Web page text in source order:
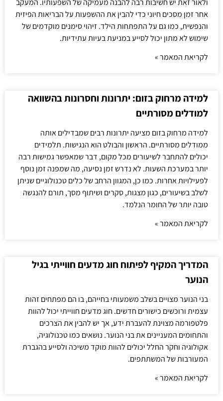
ולאור זאת יש חשיבות רבה להבנה מעמיקה של השפעותיו. המעקב
אחר זמן מסכים חיוני כדי להבין את ההשפעות על הבריאות הפיזית
והנפשית, כמו גם על התפתחות הילד. זיהוי סימנים מוקדמים של
שימוש לא מתון יכול לסייע במניעת בעיות עתידיות.
לקריאת המאמר »
למידה מרחוק בזום: יתרונות וחסרונות בהשוואה
למודלים מסורתיים
למידה מרחוק בזום מציעה יתרונות רבים שמבדילים אותה
ממודלים מסורתיים. הראשון והבולט הוא הנגישות. תלמידים
יכולים להתחבר לשיעורים מכל מקום, דבר שמאפשר גמישות רבה
יותר במערכת השעות. לא נדרש זמן נסיעה, מה שמפנה זמן נוסף
לפעילויות אחרות. כמו כן, המגוון הרחב של כלים טכנולוגיים שניתן
לשלב בשיעורים, כגון מצגות, סקרים ושיתוף מסך, תורם להנגשה
טובה יותר של החומר הנלמד.
לקריאת המאמר »
המדריך המקיף לפיתוח חוג מדעים חווייתי בגיל
הנוער
בני הנוער מצויים בשלב משמעותי בחייהם, בו הם מפתחים זהות
עצמית ורוכשים כישורים חדשים. חוג מדעים חווייתי יכול להוות
פלטפורמה מצוינת להעברת ידע, אך יש להבין את הצרכים
והתחומים המעניינים את בני הנוער. נושאים כמו טכנולוגיה,
אקולוגיה וחקר החלל יכולים להוות מוקד משיכה ולסייע בהגברת
המעורבות של המשתתפים.
לקריאת המאמר »